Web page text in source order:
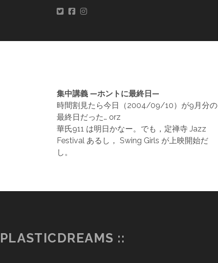
集中講義 —ホントに最終日—
時間割見たら今日（2004/09/10）が9月分の
最終日だった… orz
華氏911 は明日かなー。でも，定禅寺 Jazz
Festival あるし， Swing Girls が上映開始だ
し。
::